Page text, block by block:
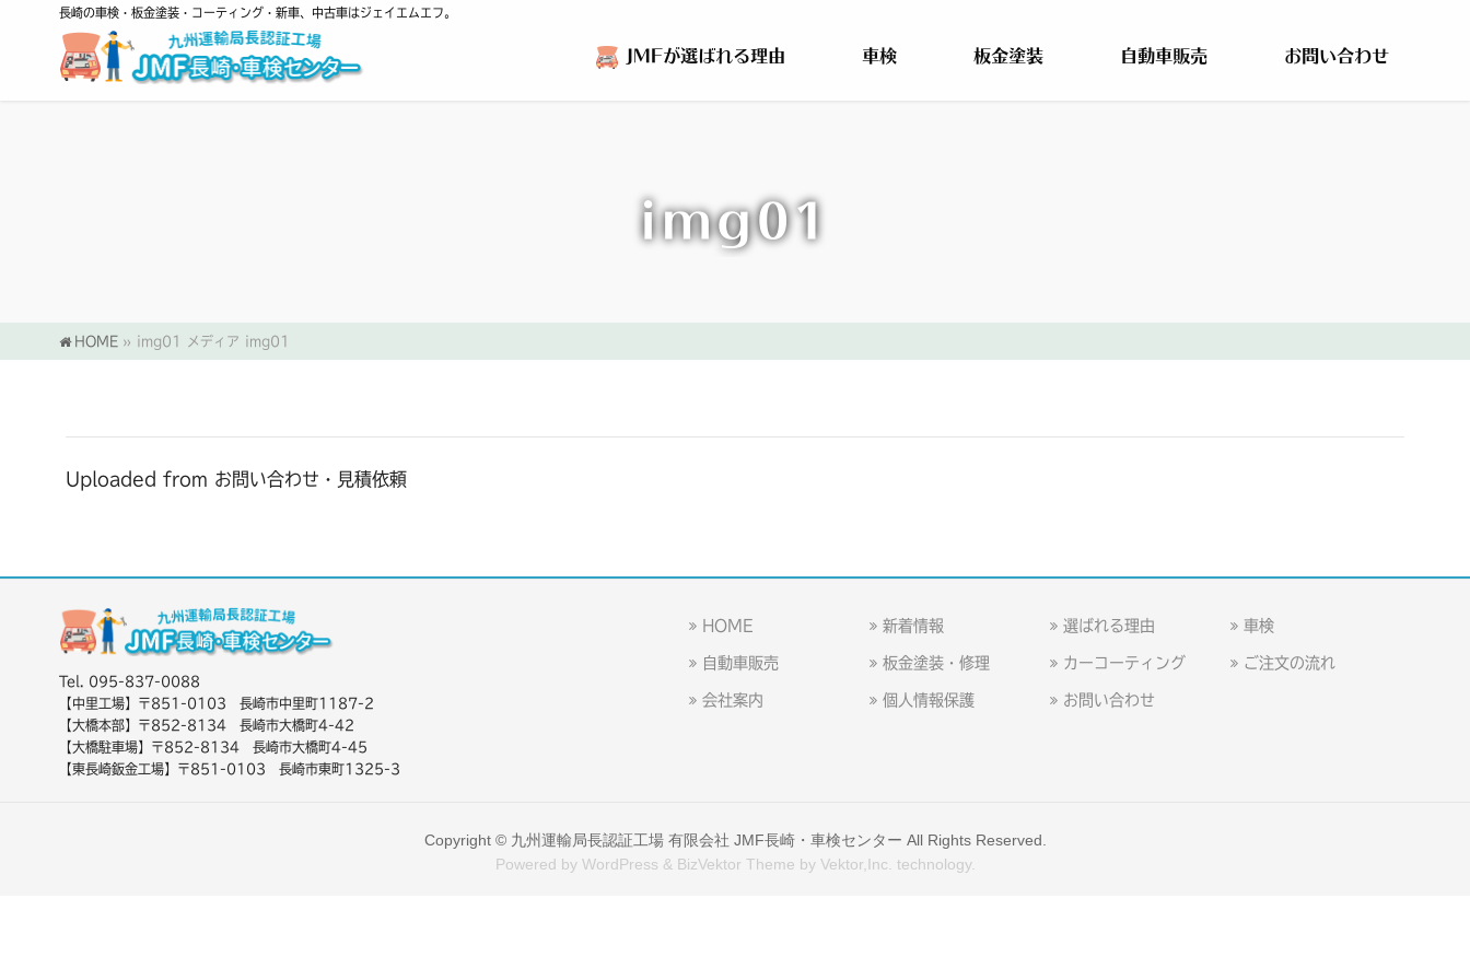
長崎の車検・板金塗装・コーティング・新車、中古車はジェイエムエフ。
JMFが選ばれる理由 車検 板金塗装 自動車販売 お問い合わせ
img01
HOME» img01 メディア img01
Uploaded from お問い合わせ・見積依頼
Tel. 095-837-0088
【中里工場】〒851-0103 長崎市中里町1187-2
【大橋本部】〒852-8134 長崎市大橋町4-42
【大橋駐車場】〒852-8134 長崎市大橋町4-45
【東長崎鈑金工場】〒851-0103 長崎市東町1325-3
HOME 新着情報 選ばれる理由 車検
自動車販売 板金塗装・修理 カーコーティング ご注文の流れ
会社案内 個人情報保護 お問い合わせ
Copyright © 九州運輸局長認証工場 有限会社 JMF長崎・車検センター All Rights Reserved.
Powered by WordPress & BizVektor Theme by Vektor,Inc. technology.